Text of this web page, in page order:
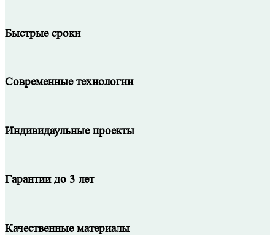
Быстрые сроки
Современные технологии
Индивидаульные проекты
Гарантии до 3 лет
Качественные материалы